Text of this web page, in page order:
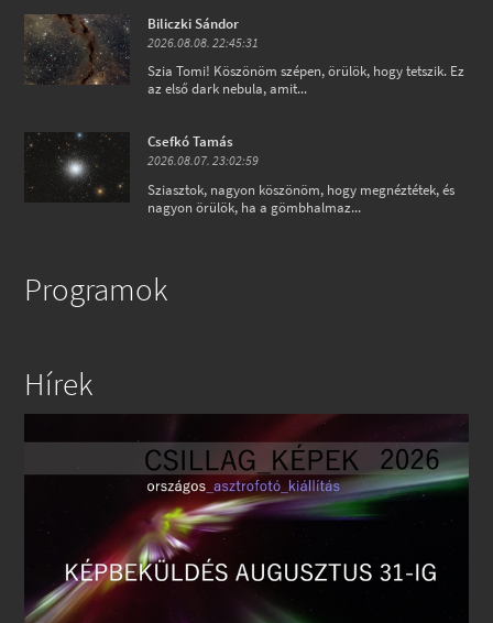
Biliczki Sándor
2026.08.08. 22:45:31
Szia Tomi! Köszönöm szépen, örülök, hogy tetszik. Ez
az első dark nebula, amit...
Csefkó Tamás
2026.08.07. 23:02:59
Sziasztok, nagyon köszönöm, hogy megnéztétek, és
nagyon örülök, ha a gömbhalmaz...
Programok
Hírek